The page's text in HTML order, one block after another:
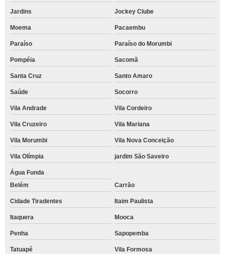
Jardins Jockey Clube
Moema Pacaembu
Paraíso Paraíso do Morumbi
Pompéia Sacomã
Santa Cruz Santo Amaro
Saúde Socorro
Vila Andrade Vila Cordeiro
Vila Cruzeiro Vila Mariana
Vila Morumbi Vila Nova Conceição
Vila Olímpia jardim São Saveiro
Água Funda
Belém
Carrão
Cidade Tiradentes Itaim Paulista
Itaquera Mooca
Penha Sapopemba
Tatuapé Vila Formosa